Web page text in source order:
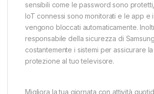
sensibili come le password sono
IoT connessi sono monitorati e le app e
vengono bloccati automaticamente.
responsabile della sicurezza di
costantemente i sistemi per assicurare la
protezione al tuo televisore.
Migliora la tua giornata con attività